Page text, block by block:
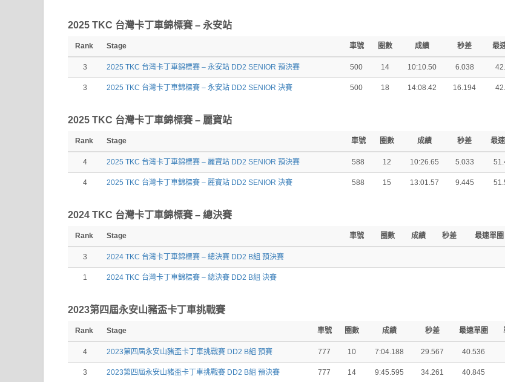
2025 TKC 台灣卡丁車錦標賽 – 永安站
Rank Stage 車號 圈數 成績 秒差 最
3 2025 TKC 台灣卡丁車錦標賽 – 永安站 DD2 SENIOR 預決賽 500 14 10:10.50 6.038
3 2025 TKC 台灣卡丁車錦標賽 – 永安站 DD2 SENIOR 決賽 500 18 14:08.42 16.194
2025 TKC 台灣卡丁車錦標賽 – 麗寶站
Rank Stage 車號 圈數 成績 秒差 最
4 2025 TKC 台灣卡丁車錦標賽 – 麗寶站 DD2 SENIOR 預決賽 588 12 10:26.65 5.033
4 2025 TKC 台灣卡丁車錦標賽 – 麗寶站 DD2 SENIOR 決賽 588 15 13:01.57 9.445
2024 TKC 台灣卡丁車錦標賽 – 總決賽
Rank Stage 車號 圈數 成績 秒差 最速單圈
3 2024 TKC 台灣卡丁車錦標賽 – 總決賽 DD2 B組 預決賽
1 2024 TKC 台灣卡丁車錦標賽 – 總決賽 DD2 B組 決賽
2023第四屆永安山豬盃卡丁車挑戰賽
Rank Stage 車號 圈數 成績 秒差 最速單圈
4 2023第四屆永安山豬盃卡丁車挑戰賽 DD2 B組 預賽 777 10 7:04.188 29.567 40.536
3 2023第四屆永安山豬盃卡丁車挑戰賽 DD2 B組 預決賽 777 14 9:45.595 34.261 40.845